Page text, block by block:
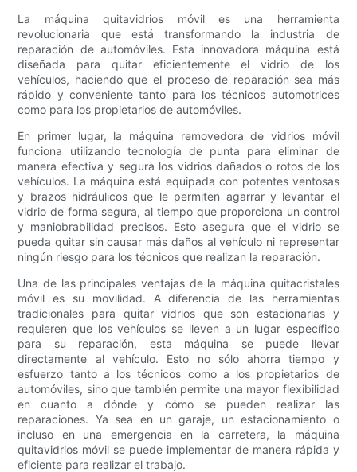
La máquina quitavidrios móvil es una herramienta
revolucionaria que está transformando la industria de
reparación de automóviles. Esta innovadora máquina está
diseñada para quitar eficientemente el vidrio de los
vehículos, haciendo que el proceso de reparación sea más
rápido y conveniente tanto para los técnicos automotrices
como para los propietarios de automóviles.
En primer lugar, la máquina removedora de vidrios móvil
funciona utilizando tecnología de punta para eliminar de
manera efectiva y segura los vidrios dañados o rotos de los
vehículos. La máquina está equipada con potentes ventosas
y brazos hidráulicos que le permiten agarrar y levantar el
vidrio de forma segura, al tiempo que proporciona un control
y maniobrabilidad precisos. Esto asegura que el vidrio se
pueda quitar sin causar más daños al vehículo ni representar
ningún riesgo para los técnicos que realizan la reparación.
Una de las principales ventajas de la máquina quitacristales
móvil es su movilidad. A diferencia de las herramientas
tradicionales para quitar vidrios que son estacionarias y
requieren que los vehículos se lleven a un lugar específico
para su reparación, esta máquina se puede llevar
directamente al vehículo. Esto no sólo ahorra tiempo y
esfuerzo tanto a los técnicos como a los propietarios de
automóviles, sino que también permite una mayor flexibilidad
en cuanto a dónde y cómo se pueden realizar las
reparaciones. Ya sea en un garaje, un estacionamiento o
incluso en una emergencia en la carretera, la máquina
quitavidrios móvil se puede implementar de manera rápida y
eficiente para realizar el trabajo.